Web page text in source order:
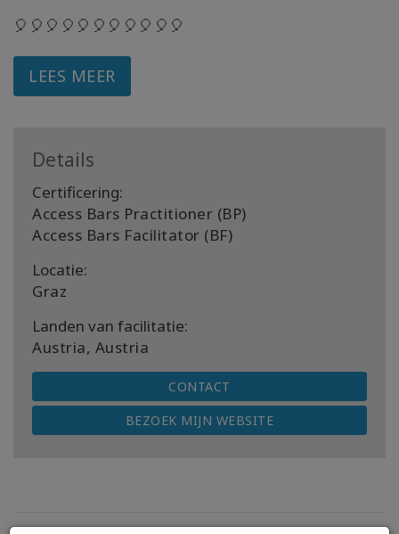
🎈🎈🎈🎈🎈🎈🎈🎈🎈🎈🎈
LEES MEER
Details
Certificering:
Access Bars Practitioner (BP)
Access Bars Facilitator (BF)
Locatie:
Graz
Landen van facilitatie:
Austria, Austria
CONTACT
BEZOEK MIJN WEBSITE